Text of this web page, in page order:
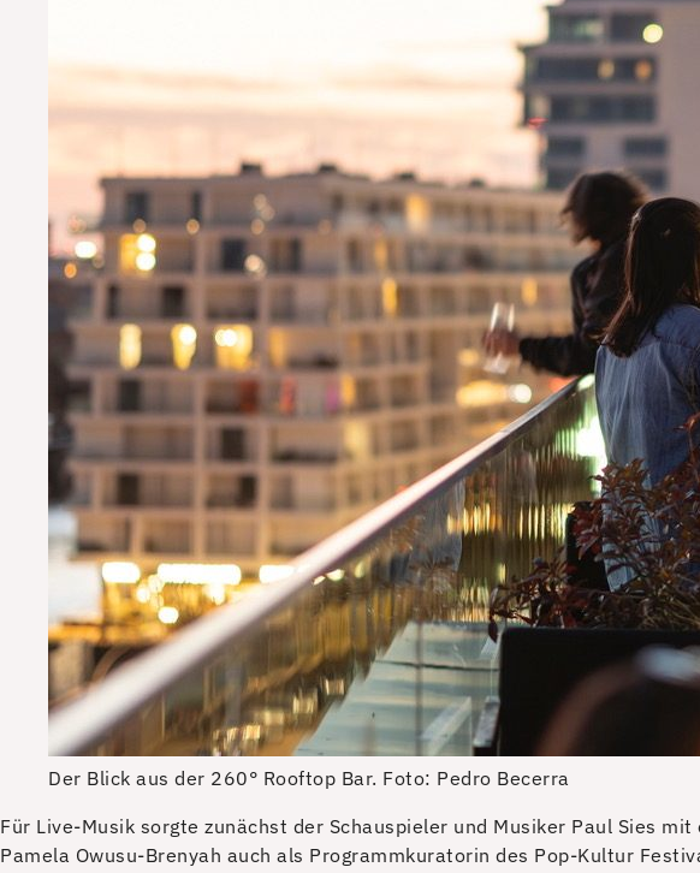
Der Blick aus der 260° Rooftop Bar. Foto: Pedro Becerra
Für Live-Musik sorgte zunächst der Schauspieler und Musiker Paul Sies
Pamela Owusu-Brenyah auch als Programmkuratorin des Pop-Kultur